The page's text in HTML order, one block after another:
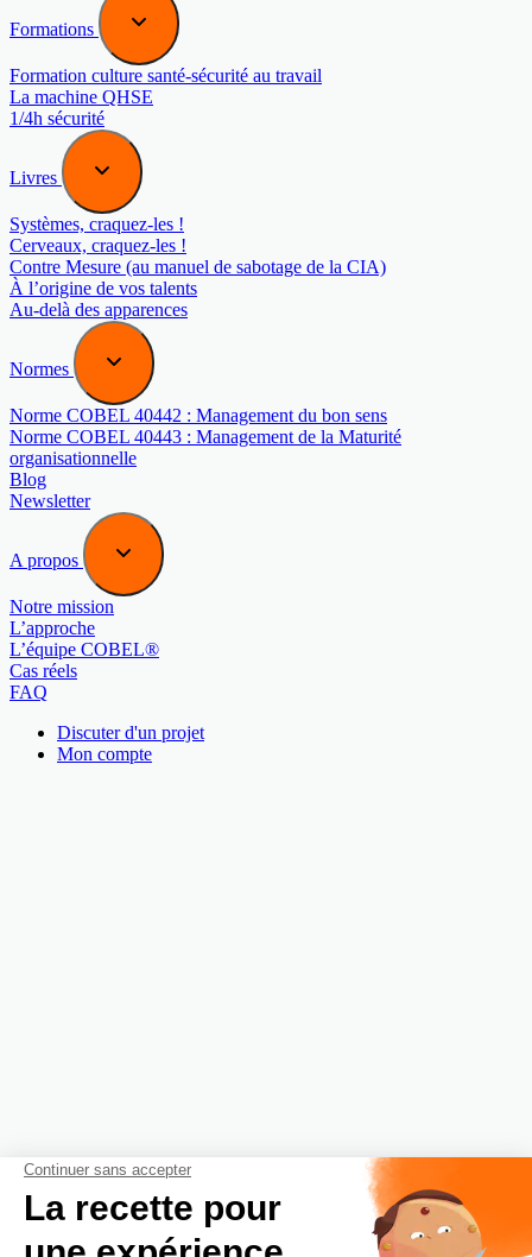
Formations
Formation culture santé-sécurité au travail
La machine QHSE
1/4h sécurité
Livres
Systèmes, craquez-les !
Cerveaux, craquez-les !
Contre Mesure (au manuel de sabotage de la CIA)
À l’origine de vos talents
Au-delà des apparences
Normes
Norme COBEL 40442 : Management du bon sens
Norme COBEL 40443 : Management de la Maturité
organisationnelle
Blog
Newsletter
A propos
Notre mission
L’approche
L’équipe COBEL®
Cas réels
FAQ
Discuter d'un projet
Mon compte